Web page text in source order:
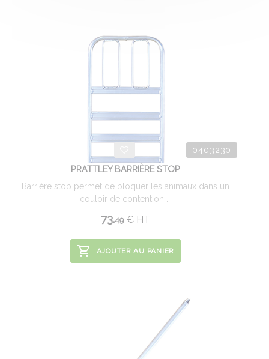
0403230
PRATTLEY BARRIÈRE STOP
Barrière stop permet de bloquer les animaux dans un
couloir de contention ...
73.49 € HT
AJOUTER AU PANIER